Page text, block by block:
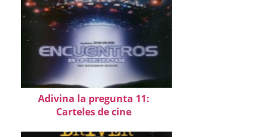
Adivina la pregunta 11:
Carteles de cine